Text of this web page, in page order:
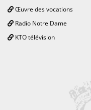
Œuvre des vocations
Radio Notre Dame
KTO télévision